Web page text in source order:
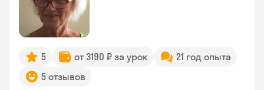
5 от 3190 ₽ за урок
21 год опыта
5 отзывов